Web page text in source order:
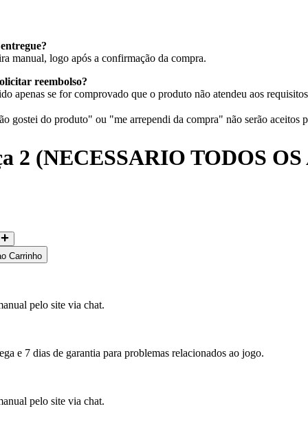
manual, logo após a confirmação da compra.
reembolso?
apenas se for comprovado que o produto não atendeu aos
gostei do produto" ou "me arrependi da compra" não serão aceitos
2 (NECESSARIO TODOS
Carrinho
pelo site via chat.
e 7 dias de garantia para problemas relacionados ao jogo.
pelo site via chat.